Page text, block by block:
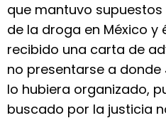
que mantuvo
de la droga en México y
recibido una carta de
no presentarse a donde
lo hubiera organizado,
buscado por la justicia